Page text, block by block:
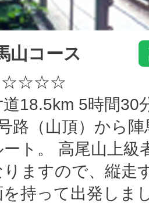
山コース
★☆☆☆☆
18.5km 5時間30
（山頂）から陣
ート。 高尾山上級
りますので、縦走
を持って出発しま